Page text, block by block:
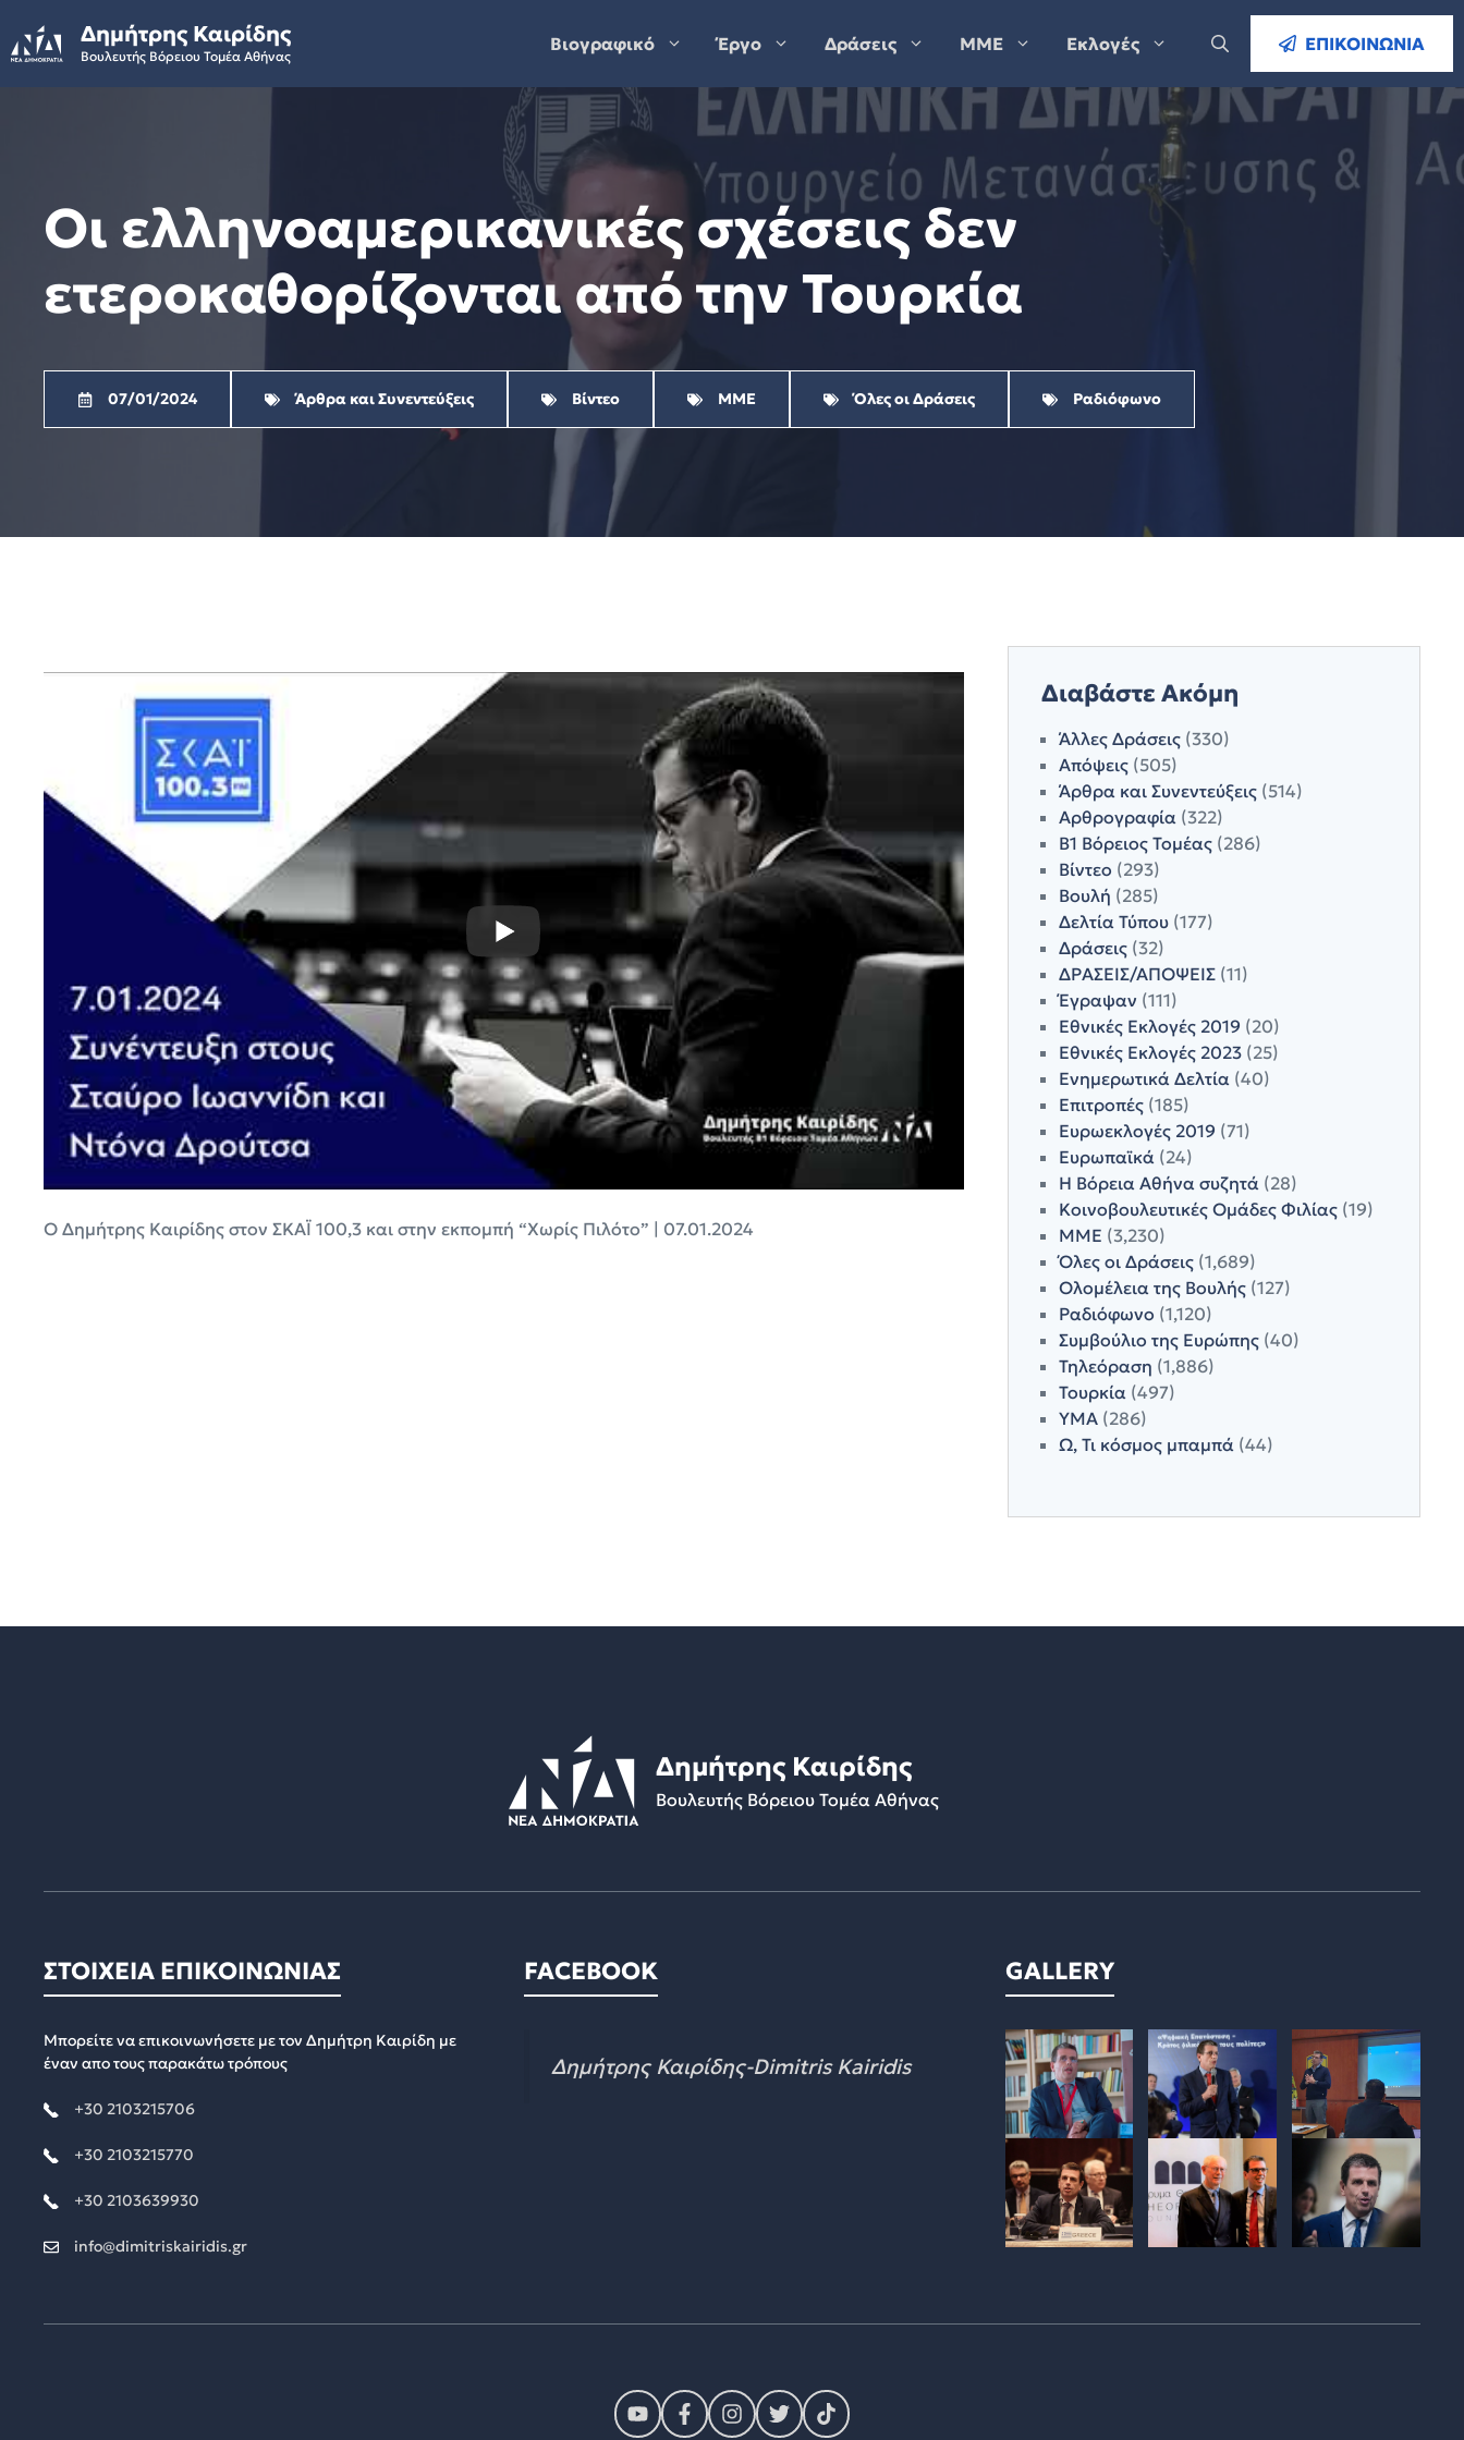
to
content
Δημήτρης Καιρίδης
Βουλευτής Βόρειου Τομέα Αθήνας
Βιογραφικό Έργο Δράσεις ΜΜΕ Εκλογές ΕΠΙΚΟΙΝΩΝΙΑ
Οι ελληνοαμερικανικές σχέσεις δεν
ετεροκαθορίζονται από την Τουρκία
07/01/2024 Άρθρα και Συνεντεύξεις Βίντεο ΜΜΕ Όλες οι Δράσεις Ραδιόφωνο
Ο Δημήτρης Καιρίδης στον ΣΚΑΪ 100,3 και στην εκπομπή “Χωρίς Πιλότο” | 07.01.2024
Διαβάστε Ακόμη
Άλλες Δράσεις(330)
Απόψεις(505)
Άρθρα και Συνεντεύξεις(514)
Αρθρογραφία(322)
Β1 Βόρειος Τομέας(286)
Βίντεο (293)
Βουλή (285)
Δελτία Τύπου(177)
Δράσεις(32)
ΔΡΑΣΕΙΣ/ΑΠΟΨΕΙΣ(11)
Έγραψαν (111)
Εθνικές Εκλογές 2019 (20)
Εθνικές Εκλογές 2023(25)
Ενημερωτικά Δελτία(40)
Επιτροπές(185)
Ευρωεκλογές 2019 (71)
Ευρωπαϊκά(24)
Η Βόρεια Αθήνα συζητά(28)
Κοινοβουλευτικές Ομάδες Φιλίας(19)
ΜΜΕ (3,230)
Όλες οι Δράσεις(1,689)
Ολομέλεια της Βουλής(127)
Ραδιόφωνο (1,120)
Συμβούλιο της Ευρώπης(40)
Τηλεόραση (1,886)
Τουρκία(497)
ΥΜΑ(286)
Ω, Τι κόσμος μπαμπά(44)
Δημήτρης Καιρίδης
Βουλευτής Βόρειου Τομέα Αθήνας
ΣΤΟΙΧΕΙΑ ΕΠΙΚΟΙΝΩΝΙΑΣ
Μπορείτε να επικοινωνήσετε με τον Δημήτρη Καιρίδη με
έναν απο τους παρακάτω τρόπους
+30 2103215706
+30 2103215770
+30 2103639930
info@dimitriskairidis.gr
FACEBOOK
Δημήτρης Καιρίδης-Dimitris Kairidis
GALLERY